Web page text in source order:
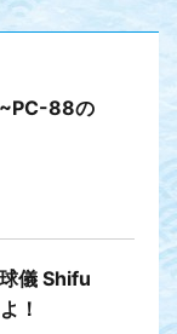
88の
儀 Shifu
！